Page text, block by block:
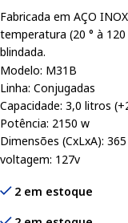
Fabricada em AÇO
temperatura (20 ° à
blindada.
Modelo: M31B
Linha: Conjugadas
Capacidade: 3,0 litros
Potência: 2150 w
Dimensões (CxLxA):
voltagem: 127v
2 em estoque